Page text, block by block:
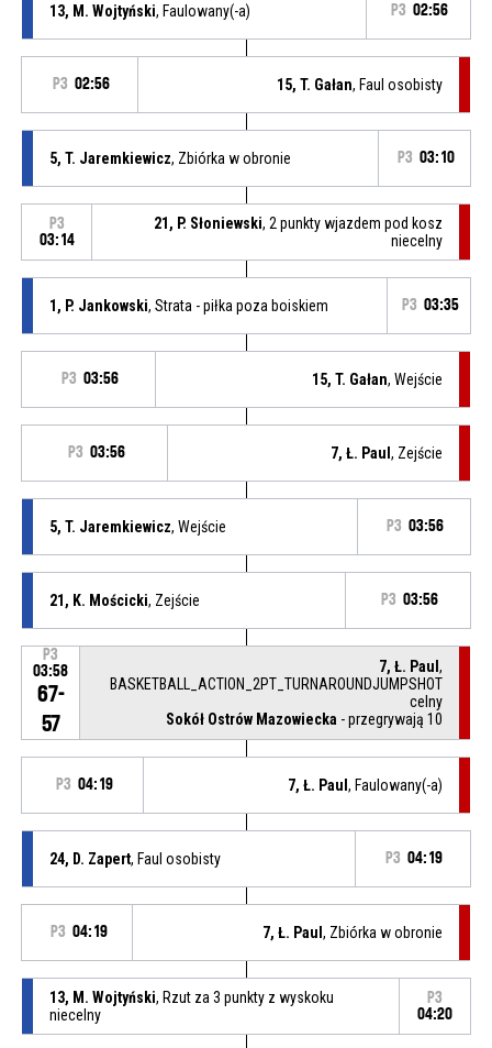
13, M. Wojtyński, Faulowany(-a) P3 02:56
P3 02:56 15, T. Gałan, Faul osobisty
5, T. Jaremkiewicz, Zbiórka w obronie P3 03:10
P3
03:14
21, P. Słoniewski, 2 punkty wjazdem pod kosz
niecelny
1, P. Jankowski, Strata - piłka poza boiskiem P3 03:35
P3 03:56 15, T. Gałan, Wejście
P3 03:56 7, Ł. Paul, Zejście
5, T. Jaremkiewicz, Wejście P3 03:56
21, K. Mościcki, Zejście P3 03:56
P3
03:58
67-
57
7, Ł. Paul,
BASKETBALL_ACTION_2PT_TURNAROUNDJUMPSHOT
celny
Sokół Ostrów Mazowiecka - przegrywają 10
P3 04:19 7, Ł. Paul, Faulowany(-a)
24, D. Zapert, Faul osobisty P3 04:19
P3 04:19 7, Ł. Paul, Zbiórka w obronie
13, M. Wojtyński, Rzut za 3 punkty z wyskoku
niecelny
P3
04:20